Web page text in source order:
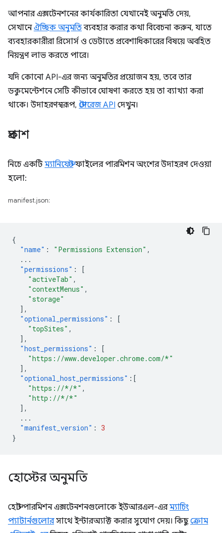
আপনার এক্সটেনশনের কার্যকারিতা যেখানেই অনুমতি দেয়,
সেখানেঐচ্ছিক অনুমতিব্যবহার করার কথা বিবেচনা করুন, যাতে
ব্যবহারকারীরা রিসোর্স ও ডেটাতে প্রবেশাধিকারের বিষয়ে অবহিত
নিয়ন্ত্রণ লাভ করতে পারে।
যদি কোনো API-এর জন্য অনুমতির প্রয়োজন হয়, তবে তার
ডকুমেন্টেশনে সেটি কীভাবে ঘোষণা করতে হয় তা ব্যাখ্যা করা
থাকে। উদাহরণস্বরূপ, স্টোরেজ API দেখুন।
প্রকাশ
নিচে একটিম্যানিফেস্টফাইলের পারমিশন অংশের উদাহরণ দেওয়া
হলো:
manifest.json:
{
"name" : "Permissions Extension" ,
...
"permissions" :
[
"activeTab" ,
"contextMenus" ,
"storage"
],
"optional_permissions" :
[
"topSites" ,
],
"host_permissions" :
[
"https://www.developer.chrome.com/*"
],
"optional_host_permissions" :[
"https://*/*" ,
"http://*/*"
],
...
"manifest_version" : 3
}
হোস্টের অনুমতি
হোস্ট পারমিশন এক্সটেনশনগুলোকে ইউআরএল-এরম্যাচিং
প্যাটার্নগুলোরসাথে ইন্টারঅ্যাক্ট করার সুযোগ দেয়। কিছুক্রোম